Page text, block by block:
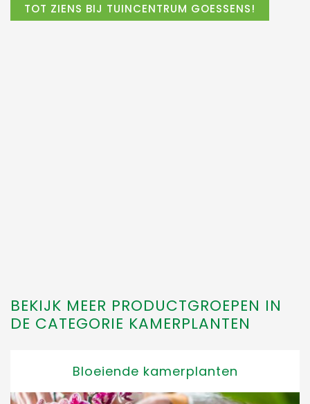
TOT ZIENS BIJ TUINCENTRUM GOESSENS!
BEKIJK MEER PRODUCTGROEPEN IN
DE CATEGORIE KAMERPLANTEN
Bloeiende kamerplanten